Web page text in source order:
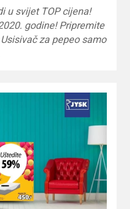
u svijet TOP cijena!
godine! Pripremite
za pepeo samo